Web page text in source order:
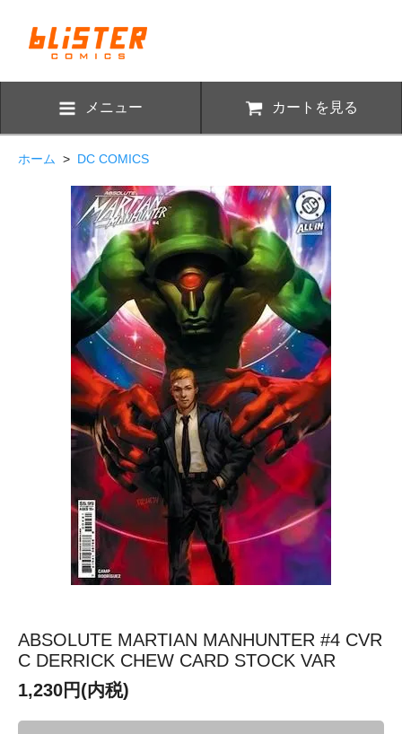
メニュー カートを見る
ホーム > DC COMICS
ABSOLUTE MARTIAN MANHUNTER #4 CVR
C DERRICK CHEW CARD STOCK VAR
1,230円(内税)